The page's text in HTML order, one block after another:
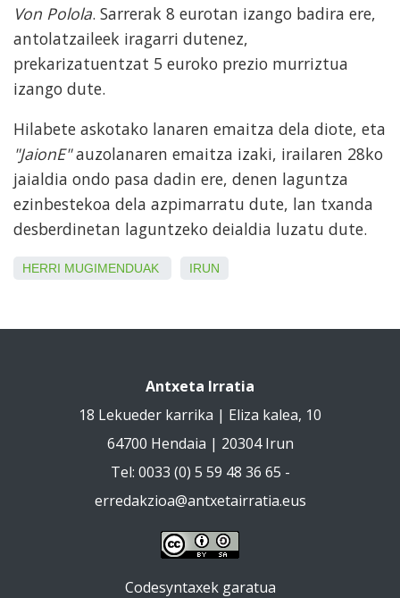
Von Polola. Sarrerak 8 eurotan izango badira ere,
antolatzaileek iragarri dutenez,
prekarizatuentzat 5 euroko prezio murriztua
izango dute.
Hilabete askotako lanaren emaitza dela diote, eta
"JaionE"auzolanaren emaitza izaki, irailaren 28ko
jaialdia ondo pasa dadin ere, denen laguntza
ezinbestekoa dela azpimarratu dute, lan txanda
desberdinetan laguntzeko deialdia luzatu dute.
HERRI MUGIMENDUAK IRUN
Antxeta Irratia
18 Lekueder karrika | Eliza kalea, 10
64700 Hendaia | 20304 Irun
Tel: 0033 (0) 5 59 48 36 65 -
erredakzioa@antxetairratia.eus
Codesyntaxek garatua